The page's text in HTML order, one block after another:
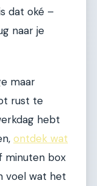
dat oké –
naar je
maar
rust te
hebt
ontdek wat
minuten box
voel wat het